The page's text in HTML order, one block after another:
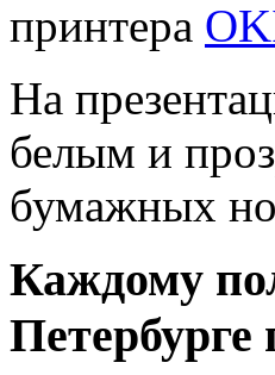
принтера
На
белым и
бумажных
Каждому